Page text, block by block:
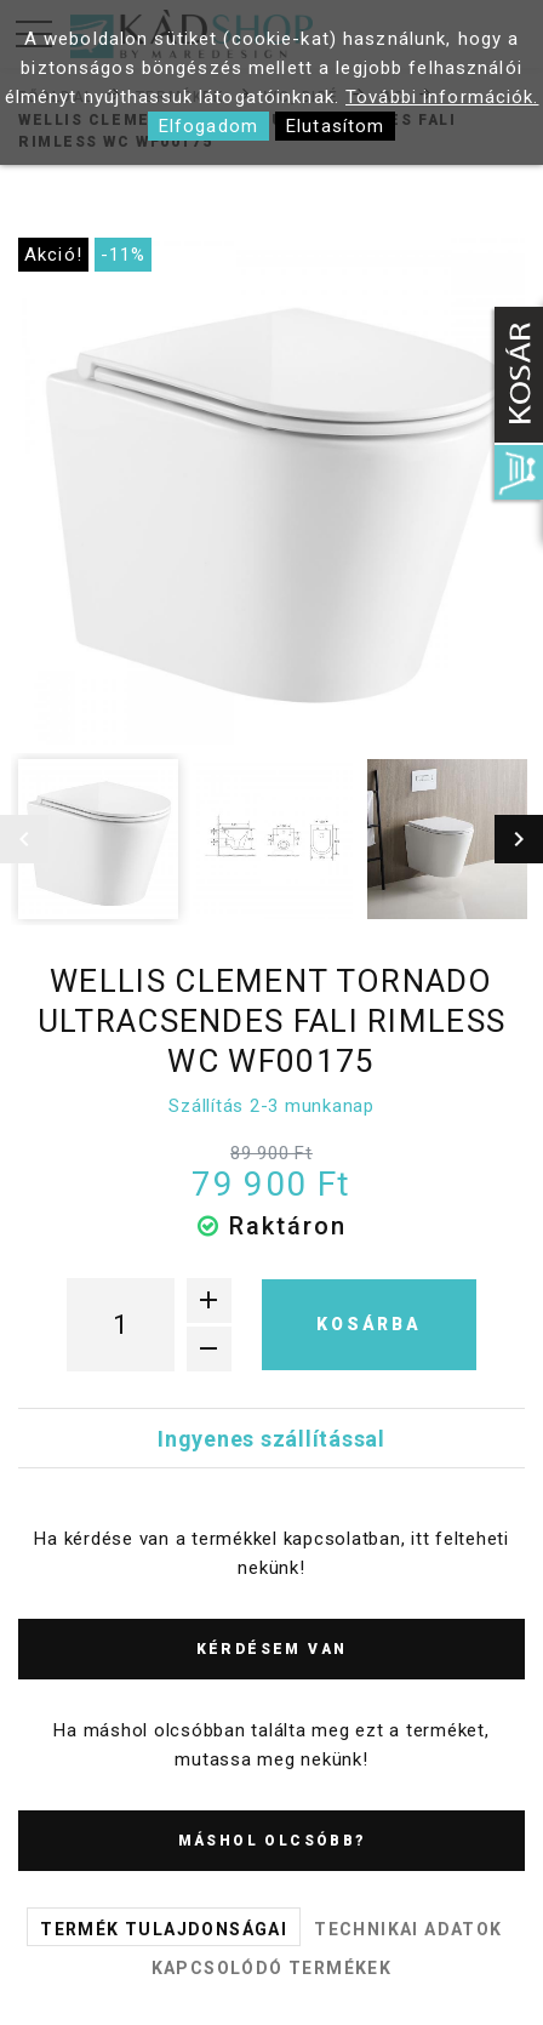
FŐOLDAL TERMÉKEK WC, BIDÉ
WC
WELLIS CLEMENT TORNADO ULTRACSENDES FALI
RIMLESS WC WF00175
Akció! -11%
WELLIS CLEMENT TORNADO
ULTRACSENDES FALI RIMLESS
WC WF00175
Szállítás 2-3 munkanap
89 900 Ft
79 900 Ft
Raktáron
KOSÁRBA
Ingyenes szállítással
Ha kérdése van a termékkel kapcsolatban, itt felteheti
nekünk!
KÉRDÉSEM VAN
Ha máshol olcsóbban találta meg ezt a terméket,
mutassa meg nekünk!
MÁSHOL OLCSÓBB?
TERMÉK TULAJDONSÁGAI
TECHNIKAI ADATOK
KAPCSOLÓDÓ TERMÉKEK
A weboldalon sütiket (cookie-kat) használunk, hogy a
biztonságos böngészés mellett a legjobb felhasználói
élményt nyújthassuk látogatóinknak. További információk.
Elfogadom
Elutasítom